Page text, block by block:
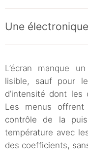
Une
L’écran manque
lisible, sauf pour
d’intensité dont les
Les menus
contrôle de la
température avec
des coefficients,